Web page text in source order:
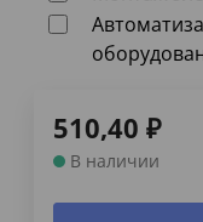
510,40 ₽
В наличии